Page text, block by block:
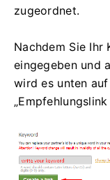
zugeordnet.
Nachdem Sie Ihr
eingegeben und
wird es unten